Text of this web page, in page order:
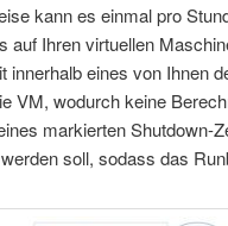
kann es einmal pro
auf Ihren virtuellen
innerhalb eines von Ihnen
VM, wodurch keine
markierten Shutdown-
soll, sodass das